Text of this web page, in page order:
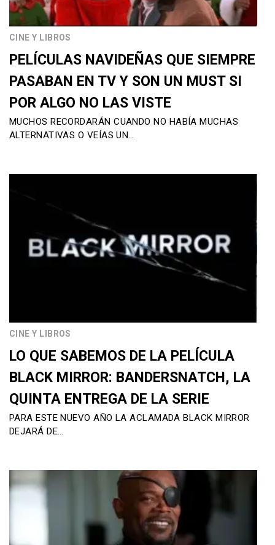
CINE Y LIBROS
PELÍCULAS NAVIDEÑAS QUE SIEMPRE
PASABAN EN TV Y SON UN MUST SI
POR ALGO NO LAS VISTE
MUCHOS RECORDARÁN CUANDO NO HABÍA MUCHAS
ALTERNATIVAS O VEÍAS UN…
CINE Y LIBROS
LO QUE SABEMOS DE LA PELÍCULA
BLACK MIRROR: BANDERSNATCH, LA
QUINTA ENTREGA DE LA SERIE
PARA ESTE NUEVO AÑO LA ACLAMADA BLACK MIRROR
DEJARÁ DE…